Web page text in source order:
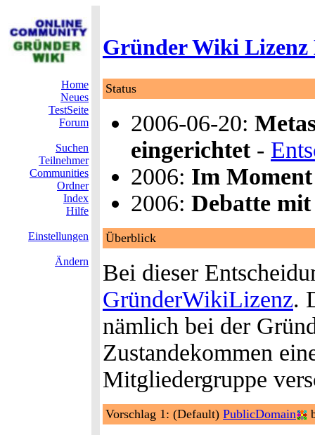
Gründer Wiki Lizenz
Home
Neues
TestSeite
Forum
Suchen
Teilnehmer
Communities
Ordner
Index
Hilfe
Einstellungen
Ändern
Status
2006-06-20:
eingerichtet-
2006: Im
2006: Debatte
Überblick
Bei dieser
GründerWikiLizenz.
nämlich bei der
Zustandekommen
Mitgliedergruppe
Vorschlag 1: (Default) PublicDomain